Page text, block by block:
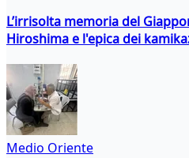
L’irrisolta memoria del
Hiroshima e l'epica dei
Medio Oriente